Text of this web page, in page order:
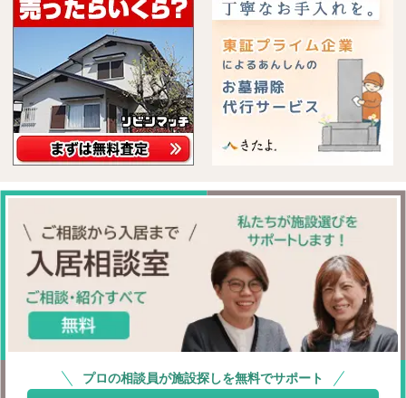
プロの相談員が施設探しを無料でサポート